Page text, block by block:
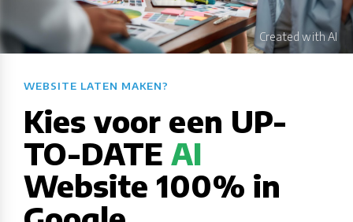
WEBSITE LATEN MAKEN?​​​​​​​​​​​​​​
Kies voor een UP-
TO-DATE AI
Website 100% in